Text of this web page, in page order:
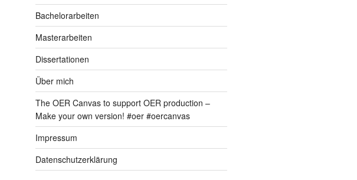
Bachelorarbeiten
Masterarbeiten
Dissertationen
Über mich
The OER Canvas to support OER production –
Make your own version! #oer #oercanvas
Impressum
Datenschutzerklärung